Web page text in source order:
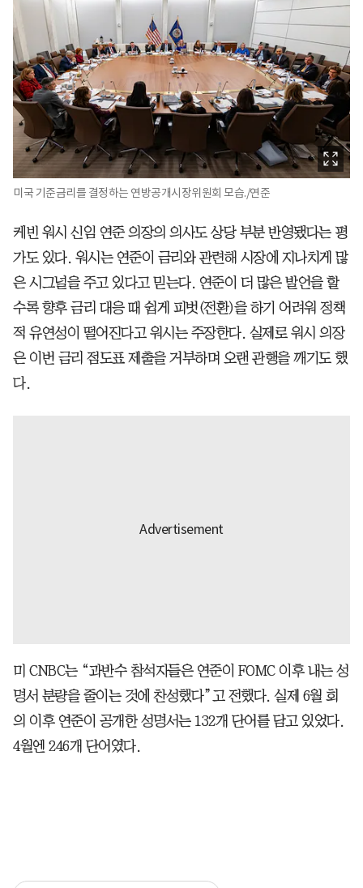
미국 기준금리를 결정하는 연방공개시장위원회 모습./연준
케빈 워시 신임 연준 의장의 의사도 상당 부분 반영됐다는 평
가도 있다. 워시는 연준이 금리와 관련해 시장에 지나치게 많
은 시그널을 주고 있다고 믿는다. 연준이 더 많은 발언을 할
수록 향후 금리 대응 때 쉽게 피벗(전환)을 하기 어려워 정책
적 유연성이 떨어진다고 워시는 주장한다. 실제로 워시 의장
은 이번 금리 점도표 제출을 거부하며 오랜 관행을 깨기도 했
다.
미 CNBC는 “과반수 참석자들은 연준이 FOMC 이후 내는 성
명서 분량을 줄이는 것에 찬성했다”고 전했다. 실제 6월 회
의 이후 연준이 공개한 성명서는 132개 단어를 담고 있었다.
4월엔 246개 단어였다.